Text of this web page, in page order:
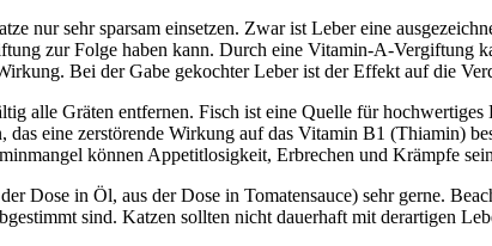
nur sehr sparsam einsetzen. Zwar ist Leber eine
zur Folge haben kann. Durch eine Vitamin-A-Vergiftung
Bei der Gabe gekochter Leber ist der Effekt auf die
alle Gräten entfernen. Fisch ist eine Quelle für
das eine zerstörende Wirkung auf das Vitamin B1 (Thiamin)
können Appetitlosigkeit, Erbrechen und Krämpfe
Dose in Öl, aus der Dose in Tomatensauce) sehr gerne.
sind. Katzen sollten nicht dauerhaft mit derartigen